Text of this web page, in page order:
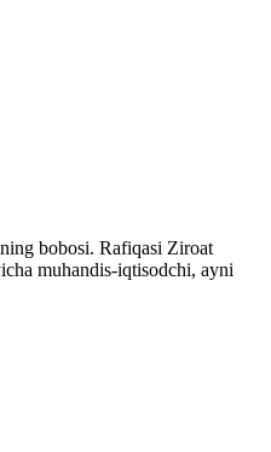
bobosi. Rafiqasi Ziroat
muhandis-iqtisodchi, ayni